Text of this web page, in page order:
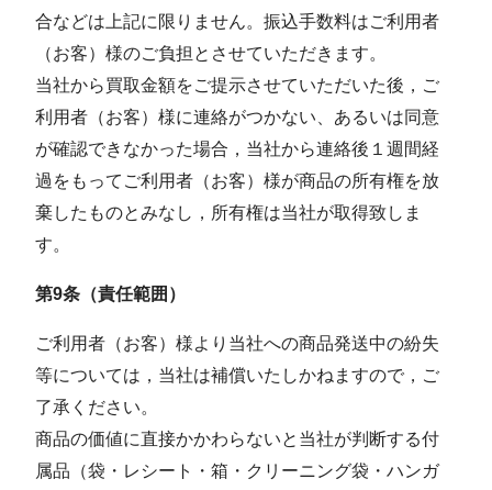
合などは上記に限りません。振込⼿数料はご利⽤者
（お客）様のご負担とさせていただきます。
当社から買取⾦額をご提⽰させていただいた後，ご
利⽤者（お客）様に連絡がつかない、あるいは同意
が確認できなかった場合，当社から連絡後１週間経
過をもってご利⽤者（お客）様が商品の所有権を放
棄したものとみなし，所有権は当社が取得致しま
す。
第9条（責任範囲）
ご利用者（お客）様より当社への商品発送中の紛失
等については，当社は補償いたしかねますので，ご
了承ください。
商品の価値に直接かかわらないと当社が判断する付
属品（袋・レシート・箱・クリーニング袋・ハンガ